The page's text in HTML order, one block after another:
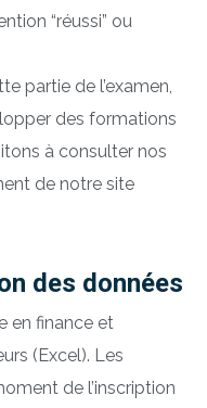
“réussi” ou
partie de l’examen,
des formations
à consulter nos
de notre site
des données
en finance et
(Excel). Les
de l’inscription